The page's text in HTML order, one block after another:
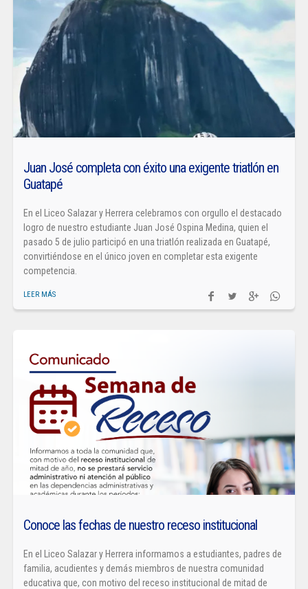
Juan José completa con éxito una exigente triatlón en
Guatapé
En el Liceo Salazar y Herrera celebramos con orgullo el destacado
logro de nuestro estudiante Juan José Ospina Medina, quien el
pasado 5 de julio participó en una triatlón realizada en Guatapé,
convirtiéndose en el único joven en completar esta exigente
competencia.
LEER MÁS
Conoce las fechas de nuestro receso institucional
En el Liceo Salazar y Herrera informamos a estudiantes, padres de
familia, acudientes y demás miembros de nuestra comunidad
educativa que, con motivo del receso institucional de mitad de